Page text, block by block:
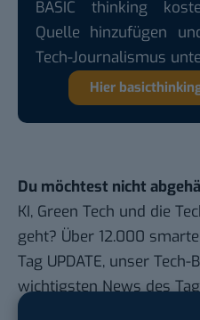
BASIC thinking
Quelle hinzufügen
Tech-Journalismus
Hier
Du möchtest nicht
KI, Green Tech und die
geht? Über 12.000
Tag UPDATE, unser
wichtigsten News des